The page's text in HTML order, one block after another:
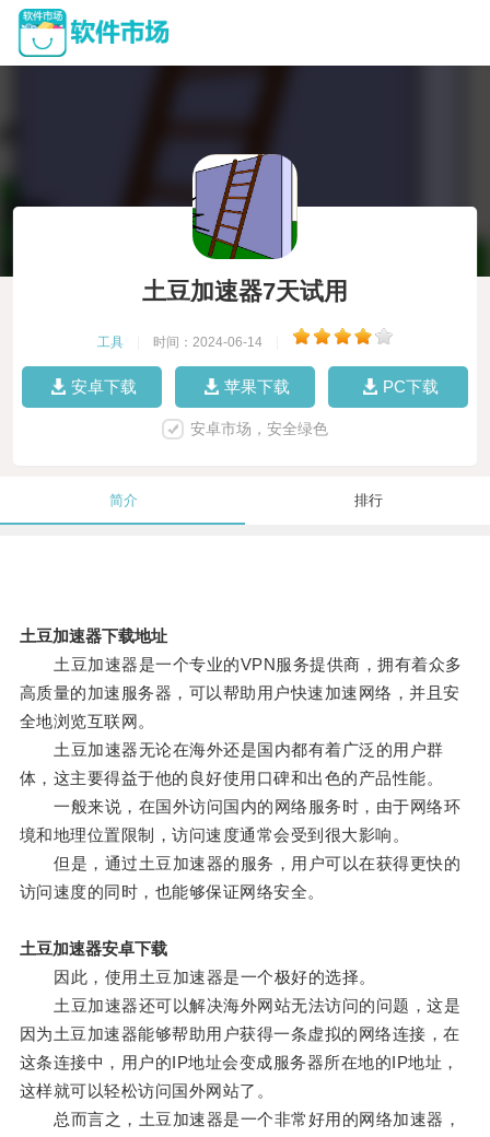
土豆加速器7天试用
工具 时间：2024-06-14
安卓下载 苹果下载 PC下载
安卓市场，安全绿色
简介 排行
土豆加速器下载地址
土豆加速器是一个专业的VPN服务提供商，拥有着众多
高质量的加速服务器，可以帮助用户快速加速网络，并且安
全地浏览互联网。
土豆加速器无论在海外还是国内都有着广泛的用户群
体，这主要得益于他的良好使用口碑和出色的产品性能。
一般来说，在国外访问国内的网络服务时，由于网络环
境和地理位置限制，访问速度通常会受到很大影响。
但是，通过土豆加速器的服务，用户可以在获得更快的
访问速度的同时，也能够保证网络安全。
土豆加速器安卓下载
因此，使用土豆加速器是一个极好的选择。
土豆加速器还可以解决海外网站无法访问的问题，这是
因为土豆加速器能够帮助用户获得一条虚拟的网络连接，在
这条连接中，用户的IP地址会变成服务器所在地的IP地址，
这样就可以轻松访问国外网站了。
总而言之，土豆加速器是一个非常好用的网络加速器，